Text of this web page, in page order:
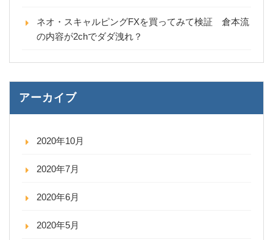
ネオ・スキャルピングFXを買ってみて検証 倉本流
の内容が2chでダダ洩れ？
アーカイブ
2020年10月
2020年7月
2020年6月
2020年5月